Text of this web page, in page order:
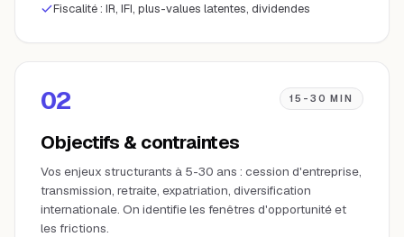
Fiscalité : IR, IFI, plus-values latentes, dividendes
02 15-30 MIN
Objectifs & contraintes
Vos enjeux structurants à 5-30 ans : cession d'entreprise,
transmission, retraite, expatriation, diversification
internationale. On identifie les fenêtres d'opportunité et
les frictions.